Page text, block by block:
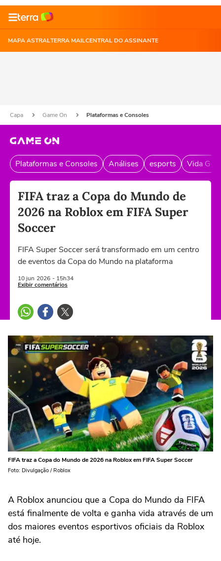
MAPA ASTRALTERRA MAILCENTRAL DO ASSINANTE
Capa Game On Plataformas e Consoles
Plataformas e Consoles Análises esports Vida
FIFA traz a Copa do Mundo de
2026 na Roblox em FIFA Super
Soccer
FIFA Super Soccer será transformado em um centro
de eventos da Copa do Mundo na plataforma
10 jun 2026 - 15h34
Exibir comentários
FIFA traz a Copa do Mundo de 2026 na Roblox em FIFA Super Soccer
Foto: Divulgação / Roblox
A Roblox anunciou que a Copa do Mundo da FIFA
está finalmente de volta e ganha vida através de um
dos maiores eventos esportivos oficiais da Roblox
até hoje.